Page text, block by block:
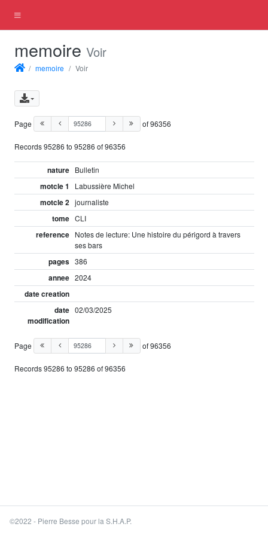
memoire Voir
memoire Voir
Page of 96356
Records 95286 to 95286 of 96356
nature Bulletin
motcle 1 Labussière Michel
motcle 2 journaliste
tome CLI
reference
Notes de lecture: Une histoire du périgord à travers
ses bars
pages 386
annee 2024
date creation
date
modification
02/03/2025
Page of 96356
Records 95286 to 95286 of 96356
©2022 - Pierre Besse pour la S.H.A.P.